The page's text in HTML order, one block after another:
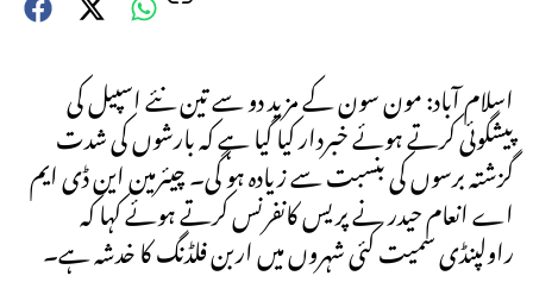
اسلام آباد: مون سون کے مزید دو سے تین نئے اسپیل کی
پیشگوئی کرتے ہوئے خبردار کیا گیا ہے کہ بارشوں کی شدت
گزشتہ برسوں کی بنسبت سے زیادہ ہو گی۔ چیئرمین این ڈی ایم
اے انعام حیدر نے پریس کانفرنس کرتے ہوئے کہا کہ
راولپنڈی سمیت کئی شہروں میں اربن فلڈنگ کا خدشہ ہے۔